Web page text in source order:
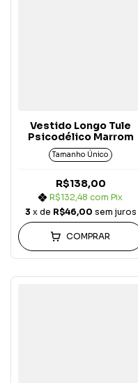
Vestido Longo Tule
Psicodélico Marrom
Tamanho Único
R$138,00
R$132,48com Pix
3 x de R$46,00 sem juros
COMPRAR